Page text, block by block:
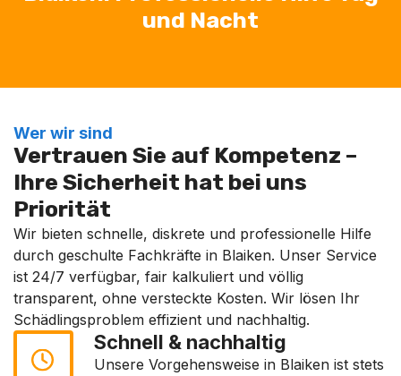
und Nacht
Wer wir sind
Vertrauen Sie auf Kompetenz –
Ihre Sicherheit hat bei uns
Priorität
Wir bieten schnelle, diskrete und professionelle Hilfe
durch geschulte Fachkräfte in Blaiken. Unser Service
ist 24/7 verfügbar, fair kalkuliert und völlig
transparent, ohne versteckte Kosten. Wir lösen Ihr
Schädlingsproblem effizient und nachhaltig.
Schnell & nachhaltig
Unsere Vorgehensweise in Blaiken ist stets